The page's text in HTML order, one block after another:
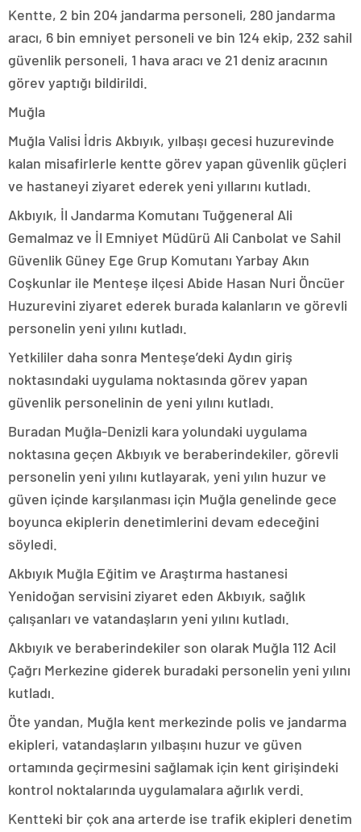
Kentte, 2 bin 204 jandarma personeli, 280 jandarma
aracı, 6 bin emniyet personeli ve bin 124 ekip, 232 sahil
güvenlik personeli, 1 hava aracı ve 21 deniz aracının
görev yaptığı bildirildi.
Muğla
Muğla Valisi İdris Akbıyık, yılbaşı gecesi huzurevinde
kalan misafirlerle kentte görev yapan güvenlik güçleri
ve hastaneyi ziyaret ederek yeni yıllarını kutladı.
Akbıyık, İl Jandarma Komutanı Tuğgeneral Ali
Gemalmaz ve İl Emniyet Müdürü Ali Canbolat ve Sahil
Güvenlik Güney Ege Grup Komutanı Yarbay Akın
Coşkunlar ile Menteşe ilçesi Abide Hasan Nuri Öncüer
Huzurevini ziyaret ederek burada kalanların ve görevli
personelin yeni yılını kutladı.
Yetkililer daha sonra Menteşe’deki Aydın giriş
noktasındaki uygulama noktasında görev yapan
güvenlik personelinin de yeni yılını kutladı.
Buradan Muğla-Denizli kara yolundaki uygulama
noktasına geçen Akbıyık ve beraberindekiler, görevli
personelin yeni yılını kutlayarak, yeni yılın huzur ve
güven içinde karşılanması için Muğla genelinde gece
boyunca ekiplerin denetimlerini devam edeceğini
söyledi.
Akbıyık Muğla Eğitim ve Araştırma hastanesi
Yenidoğan servisini ziyaret eden Akbıyık, sağlık
çalışanları ve vatandaşların yeni yılını kutladı.
Akbıyık ve beraberindekiler son olarak Muğla 112 Acil
Çağrı Merkezine giderek buradaki personelin yeni yılını
kutladı.
Öte yandan, Muğla kent merkezinde polis ve jandarma
ekipleri, vatandaşların yılbaşını huzur ve güven
ortamında geçirmesini sağlamak için kent girişindeki
kontrol noktalarında uygulamalara ağırlık verdi.
Kentteki bir çok ana arterde ise trafik ekipleri denetim